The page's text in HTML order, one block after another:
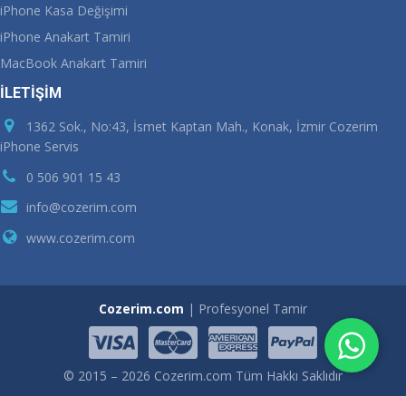
iPhone Kasa Değişimi
iPhone Anakart Tamiri
MacBook Anakart Tamiri
İLETİŞİM
1362 Sok., No:43, İsmet Kaptan Mah., Konak, İzmir Cozerim
iPhone Servis
0 506 901 15 43
info@cozerim.com
www.cozerim.com
Cozerim.com | Profesyonel Tamir
© 2015 – 2026 Cozerim.com Tüm Hakkı Saklıdır